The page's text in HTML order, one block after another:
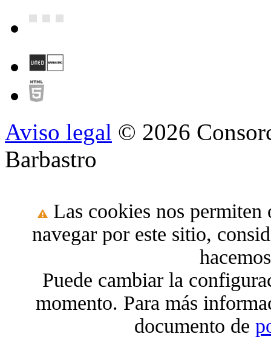
Aviso legal © 2026
Barbastro
Las cookies nos permiten
navegar por este sitio,
Puede cambiar la
momento. Para más
documento de